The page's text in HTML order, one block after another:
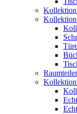
Kollektion